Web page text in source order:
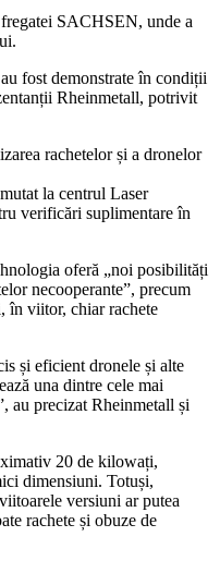
SACHSEN, unde a
fost demonstrate în condiții
Rheinmetall, potrivit
rachetelor și a dronelor
la centrul Laser
verificări suplimentare în
oferă „noi posibilități
necooperante”, precum
în viitor, chiar rachete
și eficient dronele și alte
una dintre cele mai
au precizat Rheinmetall și
20 de kilowați,
dimensiuni. Totuși,
versiuni ar putea
rachete și obuze de